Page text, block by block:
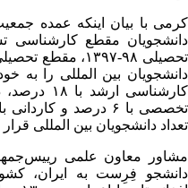
کرمی با بیان اینکه عمده
دانشجویان مقطع کارشناسی
دانشجویان بین المللی را به
تعداد دانشجویان بین المللی قرار
مشاور معاون علمی
دانشجو فِرِست به ایران،